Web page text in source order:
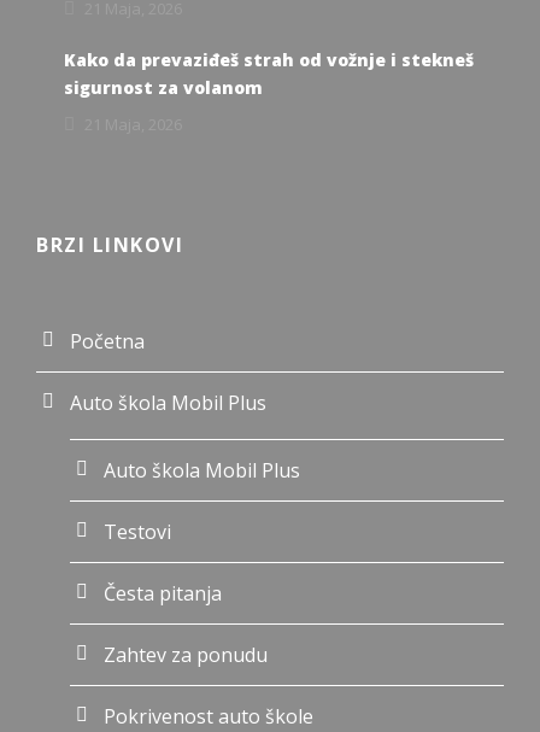
Kako da prevaziđeš strah od vožnje i stekneš
sigurnost za volanom
BRZI LINKOVI
Početna
Auto škola Mobil Plus
Auto škola Mobil Plus
Testovi
Česta pitanja
Zahtev za ponudu
Pokrivenost auto škole